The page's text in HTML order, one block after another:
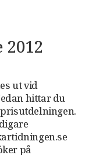
ut vid
hittar du
på